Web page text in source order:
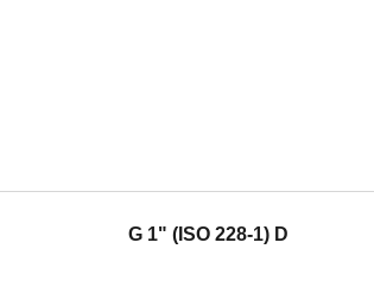
G 1" (ISO 228-1) D